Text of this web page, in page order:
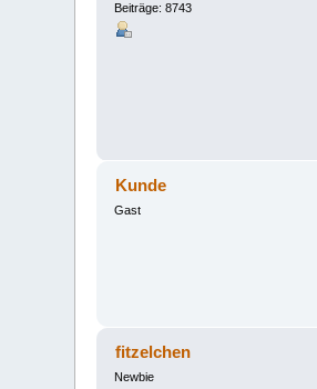
Beiträge: 8743
Kunde
Gast
fitzelchen
Newbie